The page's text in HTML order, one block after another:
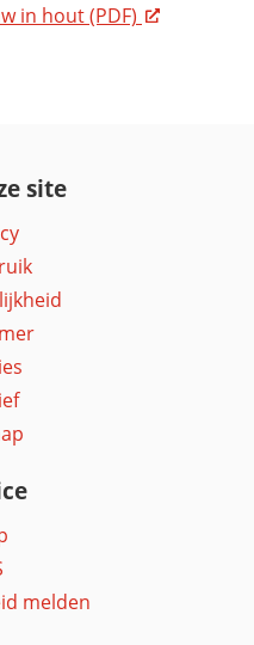
in hout (PDF)
site
melden